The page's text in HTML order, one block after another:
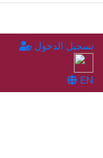
تسجيل الدخول
EN